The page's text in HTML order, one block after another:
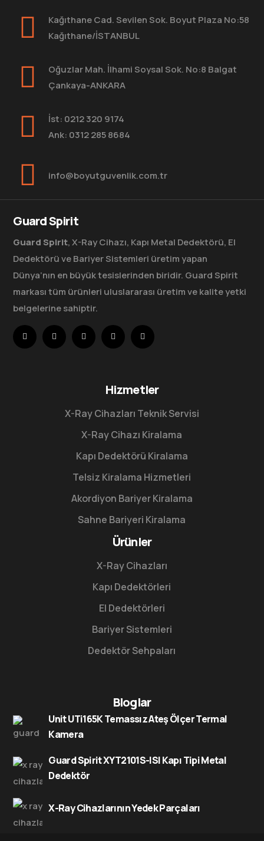
Kağıthane Cad. Sevilen Sok. Boyut Plaza No:58
Kağıthane/İSTANBUL
Oğuzlar Mah. İlhami Soysal Sok. No:8 Balgat
Çankaya-ANKARA
İst: 0212 320 9174
Ank: 0312 285 8684
info@boyutguvenlik.com.tr
Guard Spirit
Guard Spirit, X-Ray Cihazı, Kapı Metal Dedektörü, El
Dedektörü ve Bariyer Sistemleri üretim yapan
Dünya’nın en büyük tesislerinden biridir. Guard Spirit
markası tüm ürünleri uluslararası üretim ve kalite yetki
belgelerine sahiptir.
Hizmetler
X-Ray Cihazları Teknik Servisi
X-Ray Cihazı Kiralama
Kapı Dedektörü Kiralama
Telsiz Kiralama Hizmetleri
Akordiyon Bariyer Kiralama
Sahne Bariyeri Kiralama
Ürünler
X-Ray Cihazları
Kapı Dedektörleri
El Dedektörleri
Bariyer Sistemleri
Dedektör Sehpaları
Bloglar
Unit UTi165K Temassız Ateş Ölçer Termal
Kamera
Guard Spirit XYT2101S-ISI Kapı Tipi Metal
Dedektör
X-Ray Cihazlarının Yedek Parçaları